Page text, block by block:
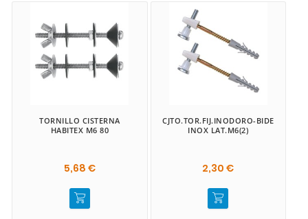
TORNILLO CISTERNA
HABITEX M6 80
5,68 €
CJTO.TOR.FIJ.INODORO-BIDE
INOX LAT.M6(2)
2,30 €